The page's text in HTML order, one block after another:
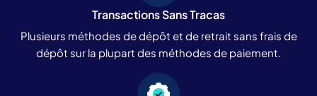
Transactions Sans Tracas
Plusieurs méthodes de dépôt et de retrait sans frais de
dépôt sur la plupart des méthodes de paiement.